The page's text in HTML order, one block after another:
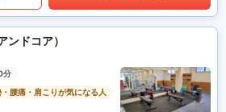
ンドコア）
分
腰痛・肩こりが気になる人